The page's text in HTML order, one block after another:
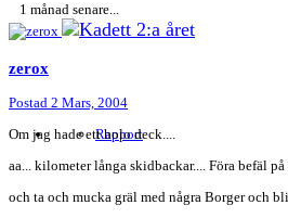
1 månad senare...
zerox
Postad 2 Mars, 2004
Rapport
Om jag hade ett holo deck....
aa... kilometer långa skidbackar.... Föra befäl
och ta och mucka gräl med några Borger och